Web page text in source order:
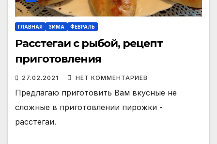
ГЛАВНАЯ ЗИМА ФЕВРАЛЬ
Расстегаи с рыбой, рецепт
приготовления
27.02.2021 НЕТ КОММЕНТАРИЕВ
Предлагаю приготовить Вам вкусные не
сложные в приготовлении пирожки -
расстегаи.